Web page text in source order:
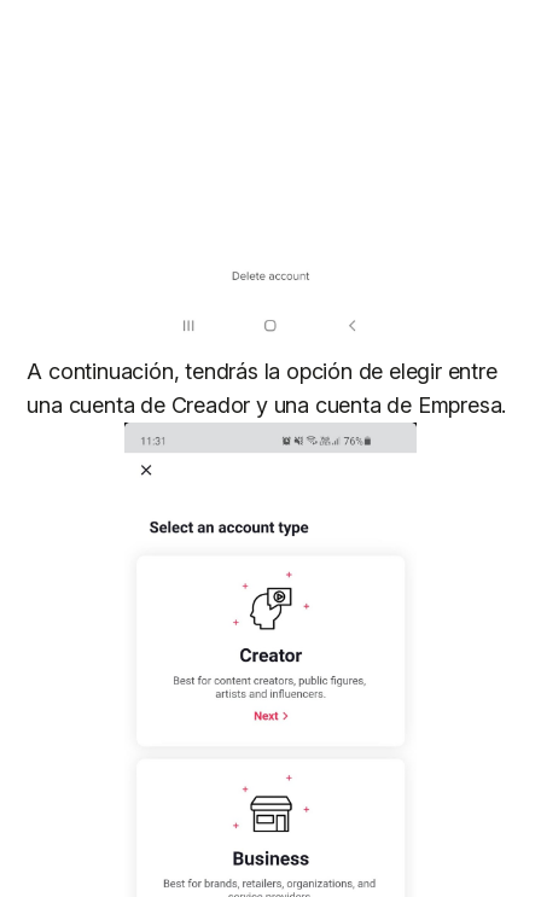
A continuación, tendrás la opción de elegir entre
una cuenta de Creador y una cuenta de Empresa.